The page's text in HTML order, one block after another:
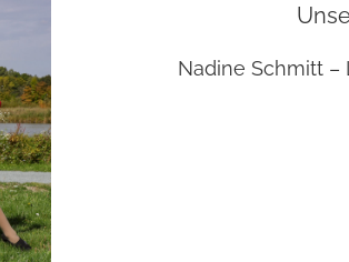
Nadine Schmitt –